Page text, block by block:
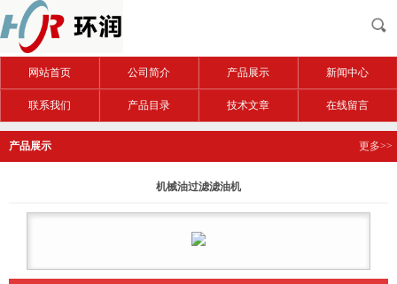
网站首页 公司简介 产品展示 新闻中心
联系我们 产品目录 技术文章 在线留言
产品展示 更多>>
机械油过滤滤油机